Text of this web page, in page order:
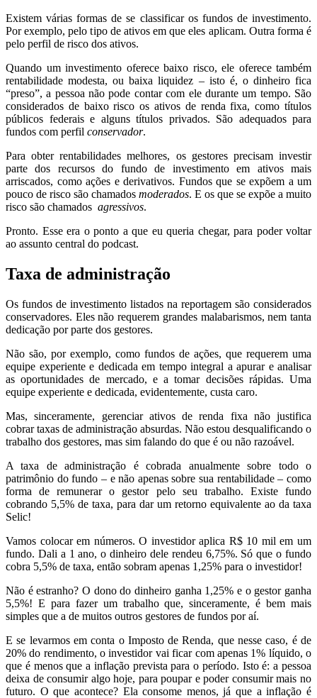
Existem várias formas de se classificar os fundos de investimento.
Por exemplo, pelo tipo de ativos em que eles aplicam. Outra forma é
pelo perfil de risco dos ativos.
Quando um investimento oferece baixo risco, ele oferece também
rentabilidade modesta, ou baixa liquidez – isto é, o dinheiro fica
“preso”, a pessoa não pode contar com ele durante um tempo. São
considerados de baixo risco os ativos de renda fixa, como títulos
públicos federais e alguns títulos privados. São adequados para
fundos com perfil conservador.
Para obter rentabilidades melhores, os gestores precisam investir
parte dos recursos do fundo de investimento em ativos mais
arriscados, como ações e derivativos. Fundos que se expõem a um
pouco de risco são chamados moderados. E os que se expõe a muito
risco são chamados agressivos.
Pronto. Esse era o ponto a que eu queria chegar, para poder voltar
ao assunto central do podcast.
Taxa de administração
Os fundos de investimento listados na reportagem são considerados
conservadores. Eles não requerem grandes malabarismos, nem tanta
dedicação por parte dos gestores.
Não são, por exemplo, como fundos de ações, que requerem uma
equipe experiente e dedicada em tempo integral a apurar e analisar
as oportunidades de mercado, e a tomar decisões rápidas. Uma
equipe experiente e dedicada, evidentemente, custa caro.
Mas, sinceramente, gerenciar ativos de renda fixa não justifica
cobrar taxas de administração absurdas. Não estou desqualificando o
trabalho dos gestores, mas sim falando do que é ou não razoável.
A taxa de administração é cobrada anualmente sobre todo o
patrimônio do fundo – e não apenas sobre sua rentabilidade – como
forma de remunerar o gestor pelo seu trabalho. Existe fundo
cobrando 5,5% de taxa, para dar um retorno equivalente ao da taxa
Selic!
Vamos colocar em números. O investidor aplica R$ 10 mil em um
fundo. Dali a 1 ano, o dinheiro dele rendeu 6,75%. Só que o fundo
cobra 5,5% de taxa, então sobram apenas 1,25% para o investidor!
Não é estranho? O dono do dinheiro ganha 1,25% e o gestor ganha
5,5%! E para fazer um trabalho que, sinceramente, é bem mais
simples que a de muitos outros gestores de fundos por aí.
E se levarmos em conta o Imposto de Renda, que nesse caso, é de
20% do rendimento, o investidor vai ficar com apenas 1% líquido, o
que é menos que a inflação prevista para o período. Isto é: a pessoa
deixa de consumir algo hoje, para poupar e poder consumir mais no
futuro. O que acontece? Ela consome menos, já que a inflação é